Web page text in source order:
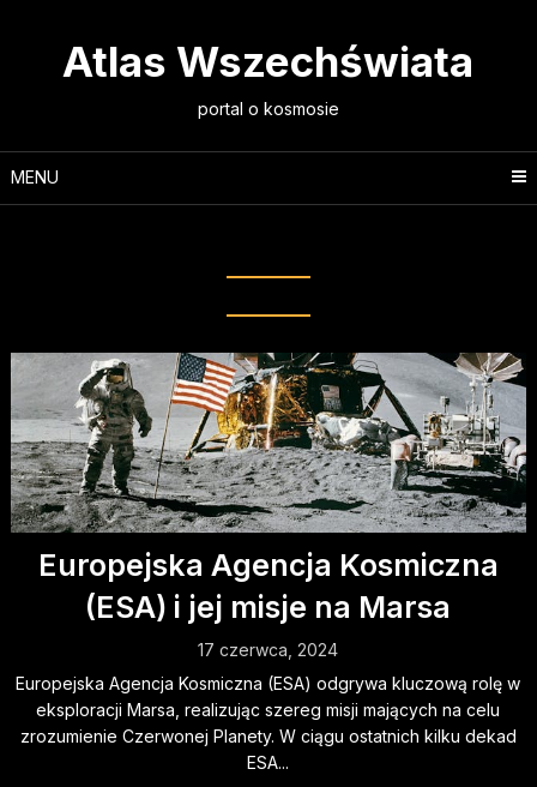
Atlas Wszechświata
portal o kosmosie
MENU
Europejska Agencja Kosmiczna
(ESA) i jej misje na Marsa
17 czerwca, 2024
Europejska Agencja Kosmiczna (ESA) odgrywa kluczową rolę w
eksploracji Marsa, realizując szereg misji mających na celu
zrozumienie Czerwonej Planety. W ciągu ostatnich kilku dekad
ESA...